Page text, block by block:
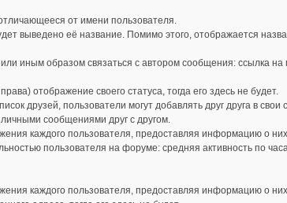
от имени пользователя.
выведено её название. Помимо этого, отображается
иным образом связаться с автором сообщения: ссылка
отображение своего статуса, тогда его здесь не будет.
друзей, пользователи могут добавлять друг друга в свои
сообщениями друг с другом.
каждого пользователя, предоставляя информацию о
пользователя на форуме: средняя активность по
каждого пользователя, предоставляя информацию о